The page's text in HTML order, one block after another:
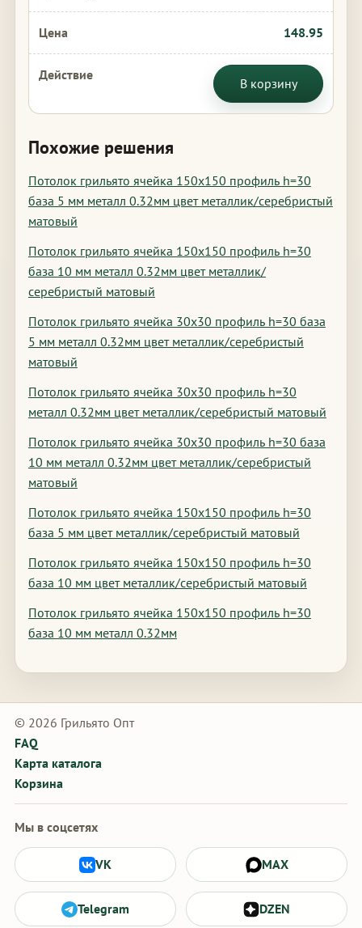
148.95
В корзину
Похожие решения
Потолок грильято ячейка 150х150 профиль h=30
база 5 мм металл 0.32мм цвет металлик/серебристый
матовый
Потолок грильято ячейка 150х150 профиль h=30
база 10 мм металл 0.32мм цвет металлик/
серебристый матовый
Потолок грильято ячейка 30х30 профиль h=30 база
5 мм металл 0.32мм цвет металлик/серебристый
матовый
Потолок грильято ячейка 30х30 профиль h=30
металл 0.32мм цвет металлик/серебристый матовый
Потолок грильято ячейка 30х30 профиль h=30 база
10 мм металл 0.32мм цвет металлик/серебристый
матовый
Потолок грильято ячейка 150х150 профиль h=30
база 5 мм цвет металлик/серебристый матовый
Потолок грильято ячейка 150х150 профиль h=30
база 10 мм цвет металлик/серебристый матовый
Потолок грильято ячейка 150х150 профиль h=30
база 10 мм металл 0.32мм
© 2026 Грильято Опт
FAQ
Карта каталога
Корзина
Мы в соцсетях
VK MAX
Telegram DZEN